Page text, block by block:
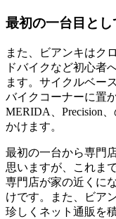
最初の一台目と
また、ビアンキはク
ドバイクなど初心者
ます。サイクルベー
バイクコーナーに置
MERIDA、Precision
かけます。
最初の一台から専門
思いますが、これま
専門店が家の近くに
けです。また、ビア
珍しくネット通販を